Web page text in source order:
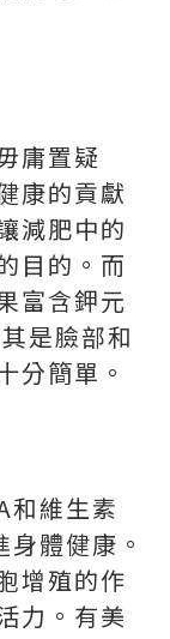
庸置疑
康的貢獻
減肥中的
目的。而
富含鉀元
是臉部和
分簡單。
和維生素
體健康。
增殖的作
力。有美